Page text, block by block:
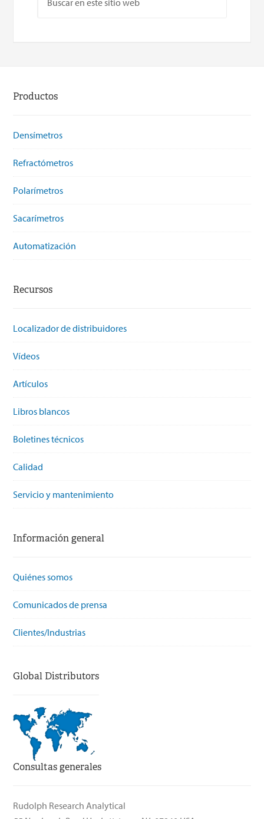
Productos
Densímetros
Refractómetros
Polarímetros
Sacarímetros
Automatización
Recursos
Localizador de distribuidores
Vídeos
Artículos
Libros blancos
Boletines técnicos
Calidad
Servicio y mantenimiento
Información general
Quiénes somos
Comunicados de prensa
Clientes/Industrias
Global Distributors
Consultas generales
Rudolph Research Analytical